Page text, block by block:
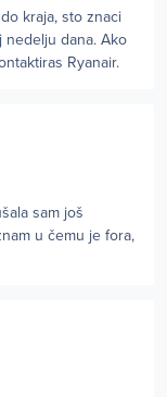
kraja, sto znaci
nedelju dana. Ako
Ryanair.
sam još
u čemu je fora,